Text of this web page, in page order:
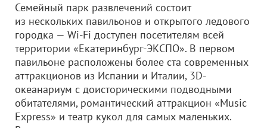
Семейный парк развлечений состоит
из нескольких павильонов и открытого ледового
городка — Wi-Fi доступен посетителям всей
территории «Екатеринбург-ЭКСПО». В первом
павильоне расположены более ста современных
аттракционов из Испании и Италии, 3D-
океанариум с доисторическими подводными
обитателями, романтический аттракцион «Music
Express» и театр кукол для самых маленьких.